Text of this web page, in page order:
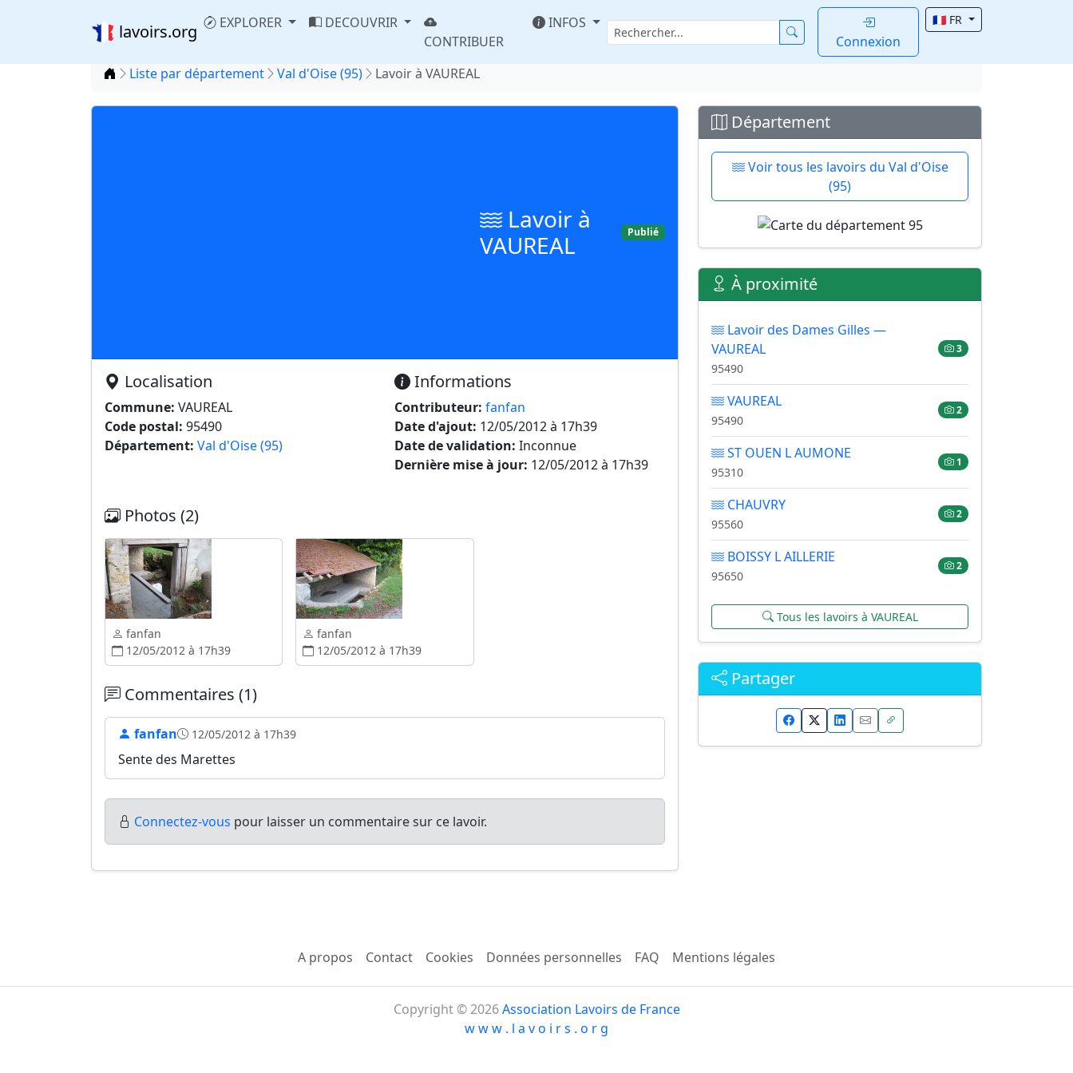
lavoirs.org EXPLORER
DECOUVRIR
CONTRIBUER
INFOS
Connexion
🇫🇷 FR
Accueil
Liste par département Val d'Oise (95) Lavoir à VAUREAL
Lavoir à
VAUREAL
Publié
Localisation
Commune: VAUREAL
Code postal: 95490
Département: Val d'Oise (95)
Informations
Contributeur: fanfan
Date d'ajout: 12/05/2012 à 17h39
Date de validation: Inconnue
Dernière mise à jour: 12/05/2012 à 17h39
Photos (2)
fanfan
12/05/2012 à 17h39
fanfan
12/05/2012 à 17h39
Commentaires (1)
fanfan 12/05/2012 à 17h39
Sente des Marettes
Connectez-vous pour laisser un commentaire sur ce lavoir.
Département
Voir tous les lavoirs du Val d'Oise
(95)
À proximité
Lavoir des Dames Gilles —
VAUREAL
95490
3
VAUREAL
95490
2
ST OUEN L AUMONE
95310
1
CHAUVRY
95560
2
BOISSY L AILLERIE
95650
2
Tous les lavoirs à VAUREAL
Partager
A propos Contact Cookies Données personnelles FAQ Mentions légales
Copyright © 2026Association Lavoirs de France
w w w . l a v o i r s . o r g